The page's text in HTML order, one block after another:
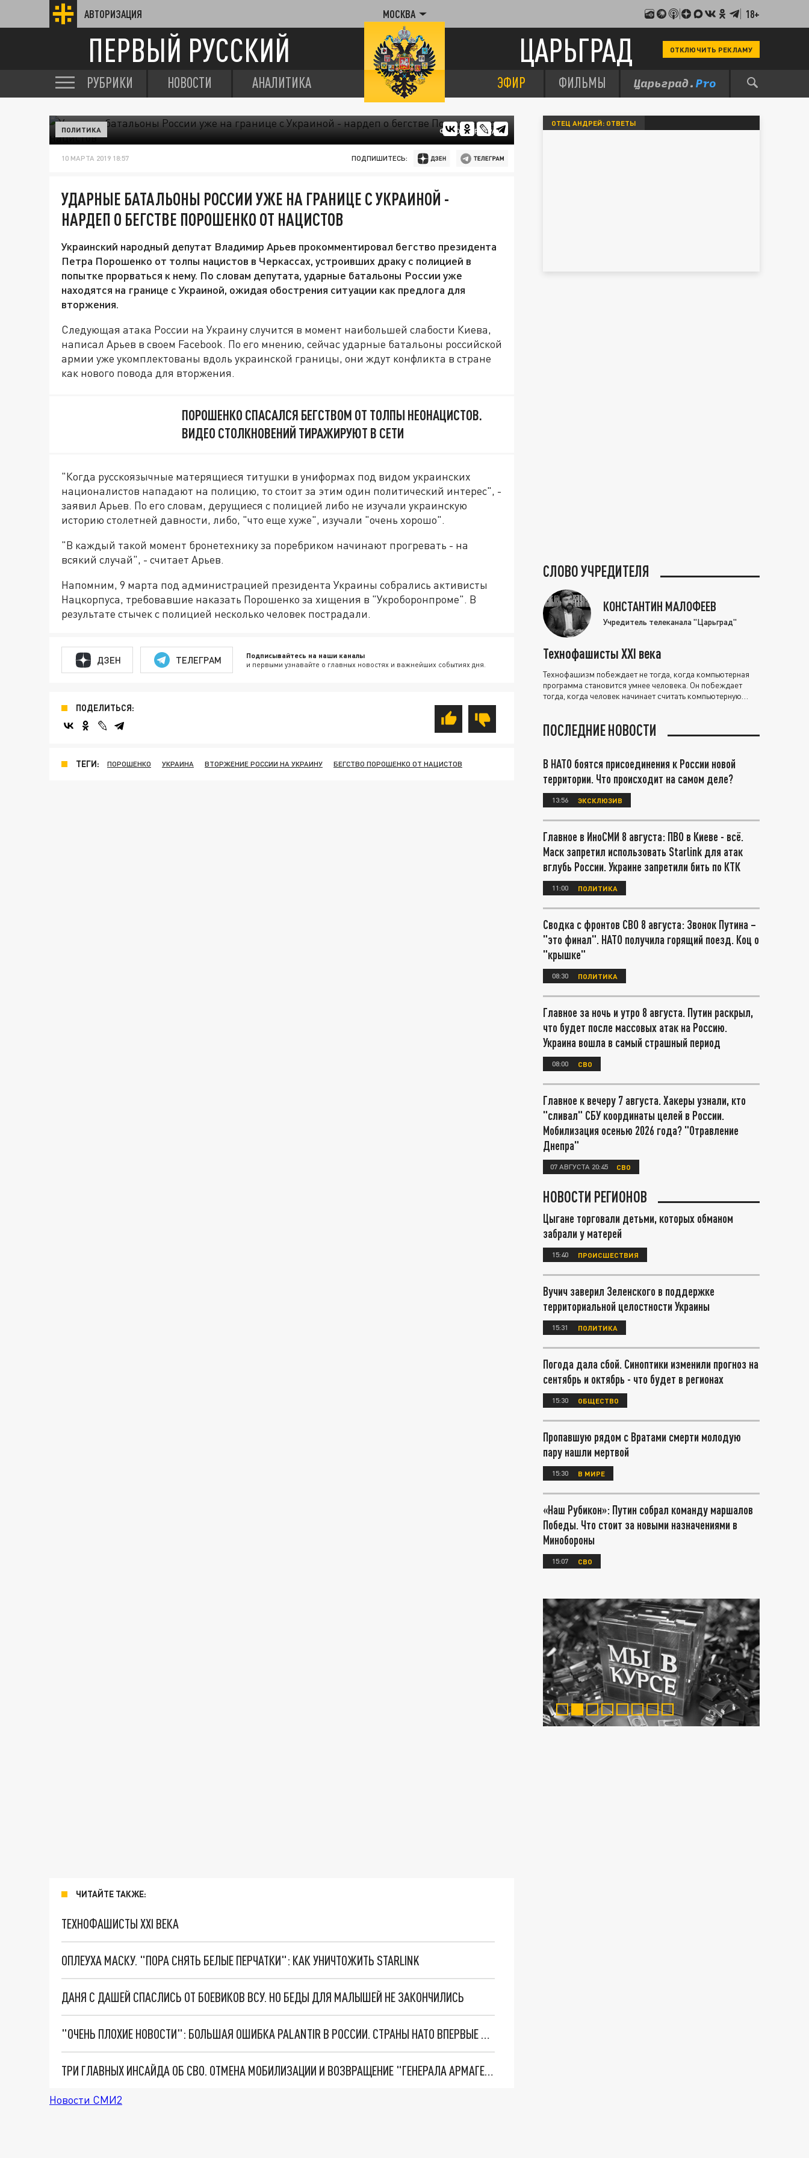
АВТОРИЗАЦИЯ МОСКВА 18+
ПЕРВЫЙ РУССКИЙ ЦАРЬГРАД ОТКЛЮЧИТЬ РЕКЛАМУ
РУБРИКИ НОВОСТИ АНАЛИТИКА ЭФИР ФИЛЬМЫ
ФОТО: ЦАРЬГРАД
ПОЛИТИКА
10 МАРТА 2019 18:57 ПОДПИШИТЕСЬ:
УДАРНЫЕ БАТАЛЬОНЫ РОССИИ УЖЕ НА ГРАНИЦЕ С УКРАИНОЙ -
НАРДЕП О БЕГСТВЕ ПОРОШЕНКО ОТ НАЦИСТОВ
Украинский народный депутат Владимир Арьев прокомментировал бегство президента
Петра Порошенко от толпы нацистов в Черкассах, устроивших драку с полицией в
попытке прорваться к нему. По словам депутата, ударные батальоны России уже
находятся на границе с Украиной, ожидая обострения ситуации как предлога для
вторжения.
Следующая атака России на Украину случится в момент наибольшей слабости Киева,
написал Арьев в своем Facebook. По его мнению, сейчас ударные батальоны российской
армии уже укомплектованы вдоль украинской границы, они ждут конфликта в стране
как нового повода для вторжения.
ПОРОШЕНКО СПАСАЛСЯ БЕГСТВОМ ОТ ТОЛПЫ НЕОНАЦИСТОВ.
ВИДЕО СТОЛКНОВЕНИЙ ТИРАЖИРУЮТ В СЕТИ
"Когда русскоязычные матерящиеся титушки в униформах под видом украинских
националистов нападают на полицию, то стоит за этим один политический интерес", -
заявил Арьев. По его словам, дерущиеся с полицией либо не изучали украинскую
историю столетней давности, либо, "что еще хуже", изучали "очень хорошо".
"В каждый такой момент бронетехнику за поребриком начинают прогревать - на
всякий случай", - считает Арьев.
Напомним, 9 марта под администрацией президента Украины собрались активисты
Нацкорпуса, требовавшие наказать Порошенко за хищения в "Укроборонпроме". В
результате стычек с полицией несколько человек пострадали.
ДЗЕН ТЕЛЕГРАМ Подписывайтесь на наши каналы
и первыми узнавайте о главных новостях и важнейших событиях дня.
ПОДЕЛИТЬСЯ:
ТЕГИ: ПОРОШЕНКО УКРАИНА ВТОРЖЕНИЕ РОССИИ НА УКРАИНУ БЕГСТВО ПОРОШЕНКО ОТ НАЦИСТОВ
ЧИТАЙТЕ ТАКЖЕ:
ТЕХНОФАШИСТЫ XXI ВЕКА
ОПЛЕУХА МАСКУ. "ПОРА СНЯТЬ БЕЛЫЕ ПЕРЧАТКИ": КАК УНИЧТОЖИТЬ STARLINK
ДАНЯ С ДАШЕЙ СПАСЛИСЬ ОТ БОЕВИКОВ ВСУ. НО БЕДЫ ДЛЯ МАЛЫШЕЙ НЕ ЗАКОНЧИЛИСЬ
"ОЧЕНЬ ПЛОХИЕ НОВОСТИ": БОЛЬШАЯ ОШИБКА PALANTIR В РОССИИ. СТРАНЫ НАТО ВПЕРВЫЕ ЗА СВО ОСТАНОВИЛИ ПОСТАВКИ ОРУЖИЯ. ВСУ ТЕРЯЮТ ПРИГРАНИЧЬЕ?
ТРИ ГЛАВНЫХ ИНСАЙДА ОБ СВО. ОТМЕНА МОБИЛИЗАЦИИ И ВОЗВРАЩЕНИЕ "ГЕНЕРАЛА АРМАГЕДДОНА"? ОТЛИЧНЫЕ НОВОСТИ, КОТОРЫЕ ЖДАЛИ ВСЕ
Новости СМИ2
ОТЕЦ АНДРЕЙ: ОТВЕТЫ
СЛОВО УЧРЕДИТЕЛЯ
КОНСТАНТИН МАЛОФЕЕВ
Учредитель телеканала "Царьград"
Технофашисты XXI века
Технофашизм побеждает не тогда, когда компьютерная
программа становится умнее человека. Он побеждает
тогда, когда человек начинает считать компьютерную
ПОСЛЕДНИЕ НОВОСТИ
В НАТО боятся присоединения к России новой
территории. Что происходит на самом деле?
13:56 ЭКСКЛЮЗИВ
Главное в ИноСМИ 8 августа: ПВО в Киеве - всё.
Маск запретил использовать Starlink для атак
вглубь России. Украине запретили бить по КТК
11:00 ПОЛИТИКА
Сводка с фронтов СВО 8 августа: Звонок Путина –
"это финал". НАТО получила горящий поезд. Коц о
"крышке"
08:30 ПОЛИТИКА
Главное за ночь и утро 8 августа. Путин раскрыл,
что будет после массовых атак на Россию.
Украина вошла в самый страшный период
08:00 СВО
Главное к вечеру 7 августа. Хакеры узнали, кто
"сливал" СБУ координаты целей в России.
Мобилизация осенью 2026 года? "Отравление
Днепра"
07 АВГУСТА 20:45 СВО
НОВОСТИ РЕГИОНОВ
Цыгане торговали детьми, которых обманом
забрали у матерей
15:40 ПРОИСШЕСТВИЯ
Вучич заверил Зеленского в поддержке
территориальной целостности Украины
15:31 ПОЛИТИКА
Погода дала сбой. Синоптики изменили прогноз на
сентябрь и октябрь - что будет в регионах
15:30 ОБЩЕСТВО
Пропавшую рядом с Вратами смерти молодую
пару нашли мертвой
15:30 В МИРЕ
«Наш Рубикон»: Путин собрал команду маршалов
Победы. Что стоит за новыми назначениями в
Минобороны
15:07 СВО